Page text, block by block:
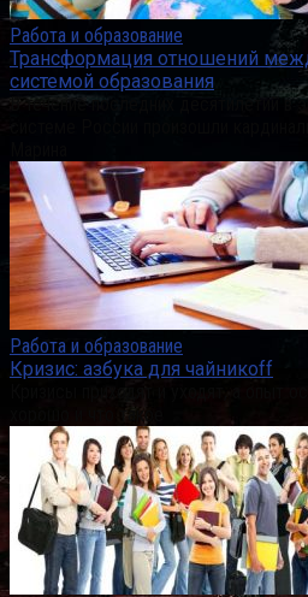
Работа и образование
Трансформация отношений
системой образования
В течение последних десятилетий в
системе России произошли
Работа и образование
Кризис: азбука для чайникоff
Кризисы приходят и уходят, а опыт
хорошо и что такое